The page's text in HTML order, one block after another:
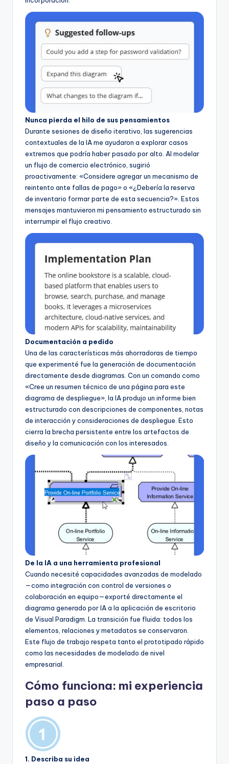
Nunca pierda el hilo de sus pensamientos
Durante sesiones de diseño iterativo, las sugerencias
contextuales de la IA me ayudaron a explorar casos
extremos que podría haber pasado por alto. Al modelar
un flujo de comercio electrónico, sugirió
proactivamente: «Considere agregar un mecanismo de
reintento ante fallas de pago» o «¿Debería la reserva
de inventario formar parte de esta secuencia?». Estos
mensajes mantuvieron mi pensamiento estructurado sin
interrumpir el flujo creativo.
Documentación a pedido
Una de las características más ahorradoras de tiempo
que experimenté fue la generación de documentación
directamente desde diagramas. Con un comando como
«Cree un resumen técnico de una página para este
diagrama de despliegue», la IA produjo un informe bien
estructurado con descripciones de componentes, notas
de interacción y consideraciones de despliegue. Esto
cierra la brecha persistente entre los artefactos de
diseño y la comunicación con los interesados.
De la IA a una herramienta profesional
Cuando necesité capacidades avanzadas de modelado
—como integración con control de versiones o
colaboración en equipo—exporté directamente el
diagrama generado por IA a la aplicación de escritorio
de Visual Paradigm. La transición fue fluida: todos los
elementos, relaciones y metadatos se conservaron.
Este flujo de trabajo respeta tanto el prototipado rápido
como las necesidades de modelado de nivel
empresarial.
Cómo funciona: mi experiencia
paso a paso
1. Describa su idea